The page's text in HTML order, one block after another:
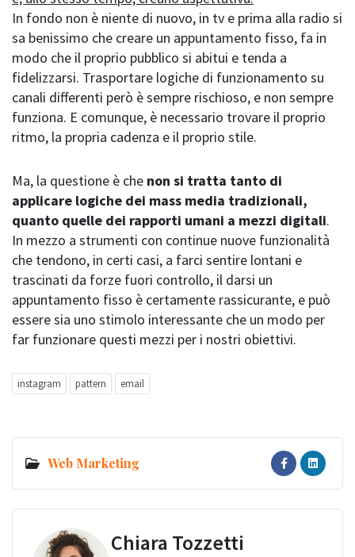
In fondo non è niente di nuovo, in tv e prima alla radio si
sa benissimo che creare un appuntamento fisso, fa in
modo che il proprio pubblico si abitui e tenda a
fidelizzarsi. Trasportare logiche di funzionamento su
canali differenti però è sempre rischioso, e non sempre
funziona. E comunque, è necessario trovare il proprio
ritmo, la propria cadenza e il proprio stile.
Ma, la questione è che non si tratta tanto di
applicare logiche dei mass media tradizionali,
quanto quelle dei rapporti umani a mezzi digitali.
In mezzo a strumenti con continue nuove funzionalità
che tendono, in certi casi, a farci sentire lontani e
trascinati da forze fuori controllo, il darsi un
appuntamento fisso è certamente rassicurante, e può
essere sia uno stimolo interessante che un modo per
far funzionare questi mezzi per i nostri obiettivi.
instagram pattern email
Web Marketing
Chiara Tozzetti